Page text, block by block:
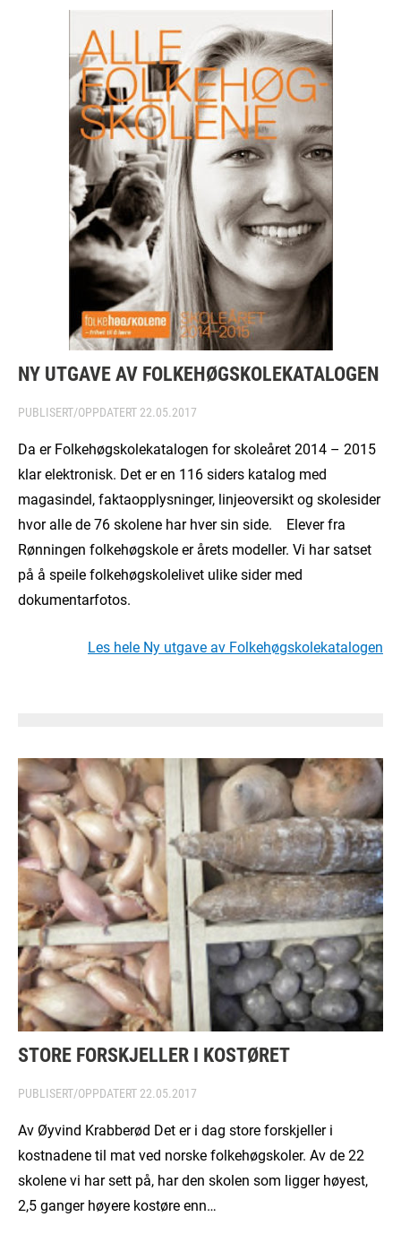
NY UTGAVE AV FOLKEHØGSKOLEKATALOGEN
PUBLISERT/OPPDATERT 22.05.2017
Da er Folkehøgskolekatalogen for skoleåret 2014 – 2015
klar elektronisk. Det er en 116 siders katalog med
magasindel, faktaopplysninger, linjeoversikt og skolesider
hvor alle de 76 skolene har hver sin side. Elever fra
Rønningen folkehøgskole er årets modeller. Vi har satset
på å speile folkehøgskolelivet ulike sider med
dokumentarfotos.
Les hele Ny utgave av Folkehøgskolekatalogen
STORE FORSKJELLER I KOSTØRET
PUBLISERT/OPPDATERT 22.05.2017
Av Øyvind Krabberød Det er i dag store forskjeller i
kostnadene til mat ved norske folkehøgskoler. Av de 22
skolene vi har sett på, har den skolen som ligger høyest,
2,5 ganger høyere kostøre enn…